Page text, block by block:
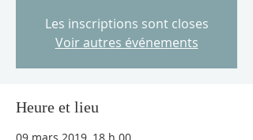
Les inscriptions sont closes
Voir autres événements
Heure et lieu